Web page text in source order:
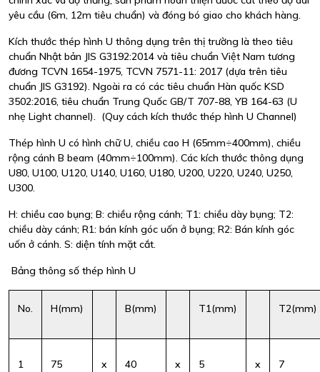
yêu cầu (6m, 12m tiêu chuẩn) và đóng bó giao cho khách hàng.
Kích thước thép hình U thông dụng trên thị trường là theo tiêu
chuẩn Nhật bản JIS G3192:2014 và tiêu chuẩn Việt Nam tương
đương TCVN 1654-1975, TCVN 7571-11: 2017 (dựa trên tiêu
chuẩn JIS G3192). Ngoài ra có các tiêu chuẩn Hàn quốc KSD
3502:2016, tiêu chuẩn Trung Quốc GB/T 707-88, YB 164-63 (U
nhẹ Light channel). (Quy cách kích thước thép hình U Channel)
Thép hình U có hình chữ U, chiều cao H (65mm÷400mm), chiều
rộng cánh B beam (40mm÷100mm). Các kích thước thông dụng
U80, U100, U120, U140, U160, U180, U200, U220, U240, U250,
U300.
H: chiều cao bụng; B: chiều rộng cánh; T1: chiều dày bụng; T2:
chiều dày cánh; R1: bán kính góc uốn ở bụng; R2: Bán kính góc
uốn ở cánh. S: diện tính mặt cắt.
Bảng thông số thép hình U
No. H(mm) B(mm) T1(mm) T2(mm)
1 75 x 40 x 5 x 7